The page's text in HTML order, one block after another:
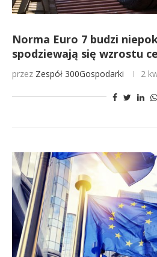
Norma Euro 7 budzi
spodziewają się wzrostu
przez Zespół 300Gospodarki 2